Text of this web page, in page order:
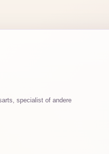
specialist of andere